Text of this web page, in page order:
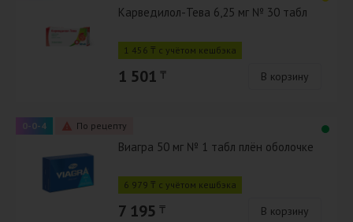
Карведилол-Тева 6,25 мг № 30 табл
1 456 ₸ с учётом кешбэка
1 501 ₸ В корзину
0-0-4 По рецепту
Виагра 50 мг № 1 табл плён оболочке
6 979 ₸ с учётом кешбэка
7 195 ₸ В корзину